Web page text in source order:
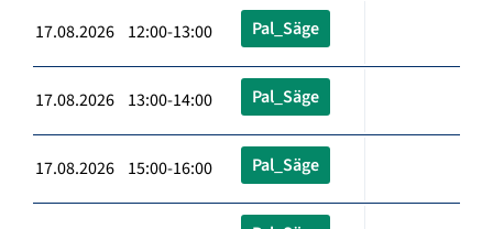
17.08.2026 12:00-13:00 Pal_Säge
17.08.2026 13:00-14:00 Pal_Säge
17.08.2026 15:00-16:00 Pal_Säge